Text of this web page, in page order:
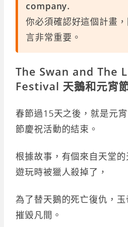
company.
你必須確認好這個計畫
言非常重要。
The Swan and The
Festival 天鵝和元宵
春節過15天之後，就是元
節慶祝活動的結束。
根據故事，有個來自天堂
遊玩時被獵人殺掉了，
為了替天鵝的死亡復仇，
摧毀凡間。